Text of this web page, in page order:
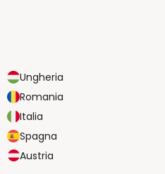
Ungheria
Romania
Italia
Spagna
Austria